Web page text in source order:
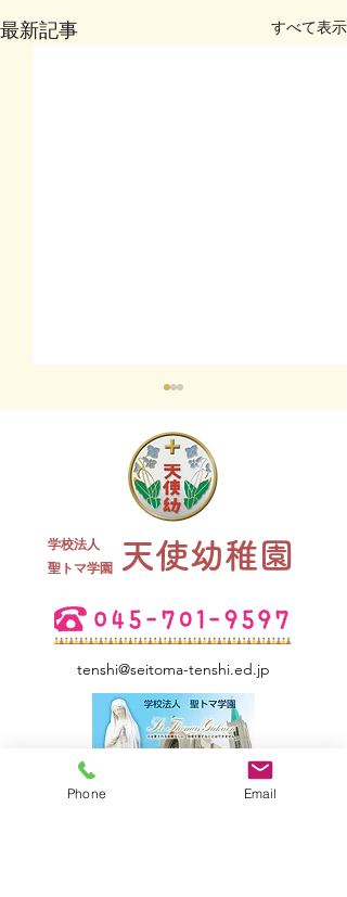
最新記事 すべて表示
夏祭り 全学年
学校法人
​聖トマ学園
天使幼稚園
tenshi@seitoma-tenshi.ed.jp
Phone Email